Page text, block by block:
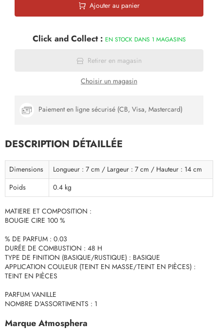
Ajouter au panier
Click and Collect : EN STOCK DANS 1 MAGASINS
Retirer en magasin
Choisir un magasin
Paiement en ligne sécurisé (CB, Visa, Mastercard)
DESCRIPTION DÉTAILLÉE
Dimensions
Longueur : 7 cm / Largeur : 7 cm / Hauteur : 14 cm
Poids
0.4 kg
MATIERE ET COMPOSITION :
BOUGIE CIRE 100 %
% DE PARFUM : 0.03
DURÉE DE COMBUSTION : 48 H
TYPE DE FINITION (BASIQUE/RUSTIQUE) : BASIQUE
APPLICATION COULEUR (TEINT EN MASSE/TEINT EN PIÈCES) :
TEINT EN PIÈCES
PARFUM VANILLE
NOMBRE D'ASSORTIMENTS : 1
Marque Atmosphera